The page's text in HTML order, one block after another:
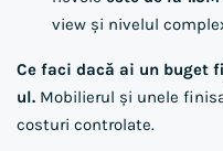
view și nivelul
Ce faci dacă ai un buget
ul. Mobilierul și unele
costuri controlate.